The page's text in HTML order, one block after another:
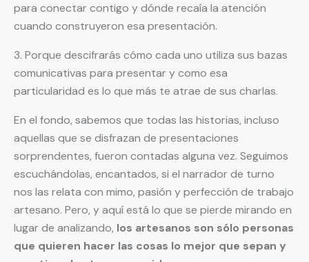
para conectar contigo y dónde recaía la atención
cuando construyeron esa presentación.
3. Porque descifrarás cómo cada uno utiliza sus bazas
comunicativas para presentar y como esa
particularidad es lo que más te atrae de sus charlas.
En el fondo, sabemos que todas las historias, incluso
aquellas que se disfrazan de presentaciones
sorprendentes, fueron contadas alguna vez. Seguimos
escuchándolas, encantados, si el narrador de turno
nos las relata con mimo, pasión y perfección de trabajo
artesano. Pero, y aquí está lo que se pierde mirando en
lugar de analizando, los artesanos son sólo personas
que quieren hacer las cosas lo mejor que sepan y